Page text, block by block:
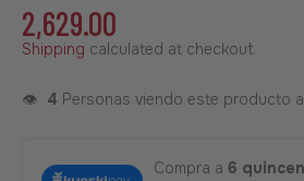
2,629.00
Shipping calculated at checkout.
👁️ 4 Personas viendo este producto
Compra a 6